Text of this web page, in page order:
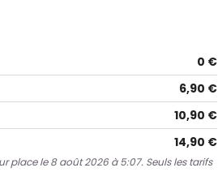
0 €
6,90 €
10,90 €
14,90 €
place le 8 août 2026 à 5:07. Seuls les tarifs